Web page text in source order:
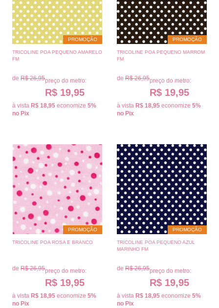
PROMOÇÃO
TRICOLINE POA PEQUENO AMARELO
FM
de R$ 26,95preço do metro:
R$ 19,95
à vista R$ 18,95 economize 5%
no Pix
PROMOÇÃO
TRICOLINE POA PEQUENO MARROM
FM
de R$ 26,95preço do metro:
R$ 19,95
à vista R$ 18,95 economize 5%
no Pix
PROMOÇÃO
TRICOLINE POA ROSA E BRANCO
de R$ 26,95preço do metro:
R$ 19,95
à vista R$ 18,95 economize 5%
no Pix
PROMOÇÃO
TRICOLINE POA PEQUENO AZUL
MARINHO FM
de R$ 26,95preço do metro:
R$ 19,95
à vista R$ 18,95 economize 5%
no Pix